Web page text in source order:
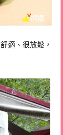
適、很放鬆，